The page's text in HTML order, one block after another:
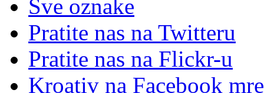
Sve oznake
Pratite nas na Twitteru
Pratite nas na Flickr-u
Kroativ na Facebook